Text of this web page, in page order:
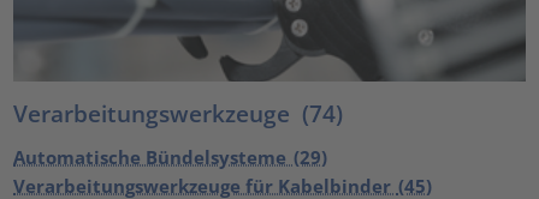
Verarbeitungswerkzeuge (74)
Automatische Bündelsysteme(29)
Verarbeitungswerkzeuge für Kabelbinder(45)